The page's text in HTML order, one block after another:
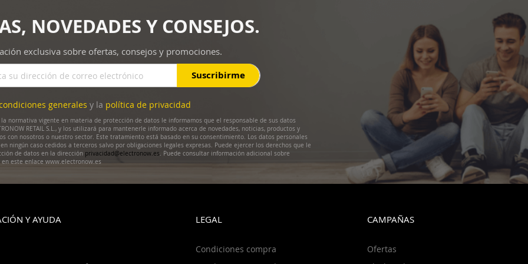
NOVEDADES Y CONSEJOS.
exclusiva sobre ofertas, consejos y promociones.
Suscribirme
generales y la política de privacidad
normativa vigente en materia de protección de datos le informamos que el responsable de sus datos
RETAIL S.L., y los utilizará para mantenerle informado acerca de novedades, noticias, productos y
con nosotros o nuestro sector. Este tratamiento está basado en su consentimiento. Los datos personales
ningún caso cedidos a terceros salvo por obligaciones legales expresas. Puede ejercer los derechos que le
de datos en la dirección privacidad@electronow.es. Puede consultar información adicional sobre
en este enlace www.electronow.es
Y AYUDA LEGAL
Condiciones compra
CAMPAÑAS
Ofertas